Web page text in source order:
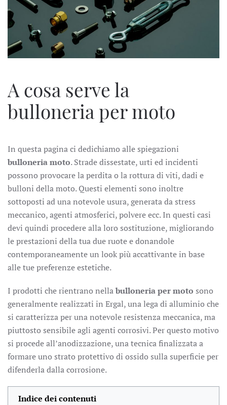
A cosa serve la
bulloneria per moto
In questa pagina ci dedichiamo alle spiegazioni
bulloneria moto. Strade dissestate, urti ed incidenti
possono provocare la perdita o la rottura di viti, dadi e
bulloni della moto. Questi elementi sono inoltre
sottoposti ad una notevole usura, generata da stress
meccanico, agenti atmosferici, polvere ecc. In questi casi
devi quindi procedere alla loro sostituzione, migliorando
le prestazioni della tua due ruote e donandole
contemporaneamente un look più accattivante in base
alle tue preferenze estetiche.
I prodotti che rientrano nellabulloneria per moto sono
generalmente realizzati in Ergal, una lega di alluminio che
si caratterizza per una notevole resistenza meccanica, ma
piuttosto sensibile agli agenti corrosivi. Per questo motivo
si procede all’anodizzazione, una tecnica finalizzata a
formare uno strato protettivo di ossido sulla superficie per
difenderla dalla corrosione.
Indice dei contenuti